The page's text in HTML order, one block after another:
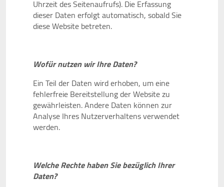
Uhrzeit des Seitenaufrufs). Die Erfassung
dieser Daten erfolgt automatisch, sobald Sie
diese Website betreten.
Wofür nutzen wir Ihre Daten?
Ein Teil der Daten wird erhoben, um eine
fehlerfreie Bereitstellung der Website zu
gewährleisten. Andere Daten können zur
Analyse Ihres Nutzerverhaltens verwendet
werden.
Welche Rechte haben Sie bezüglich Ihrer
Daten?